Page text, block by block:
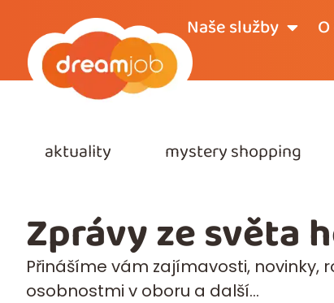
Naše služby
aktuality mystery shopping
Zprávy ze světa
Přinášíme vám zajímavosti, novinky,
osobnostmi v oboru a další…